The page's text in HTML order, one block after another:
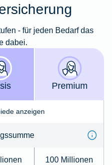
- für jeden Bedarf das
dabei.
Premium
anzeigen
100 Millionen